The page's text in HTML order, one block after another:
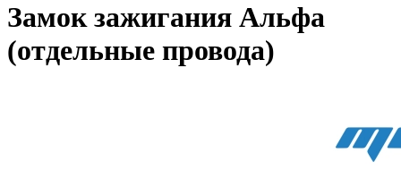
Замок зажигания Альфа
(отдельные провода)